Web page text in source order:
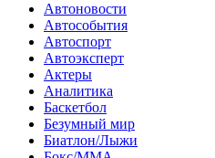
Автоновости
Автособытия
Автоспорт
Автоэксперт
Актеры
Аналитика
Баскетбол
Безумный мир
Биатлон/Лыжи